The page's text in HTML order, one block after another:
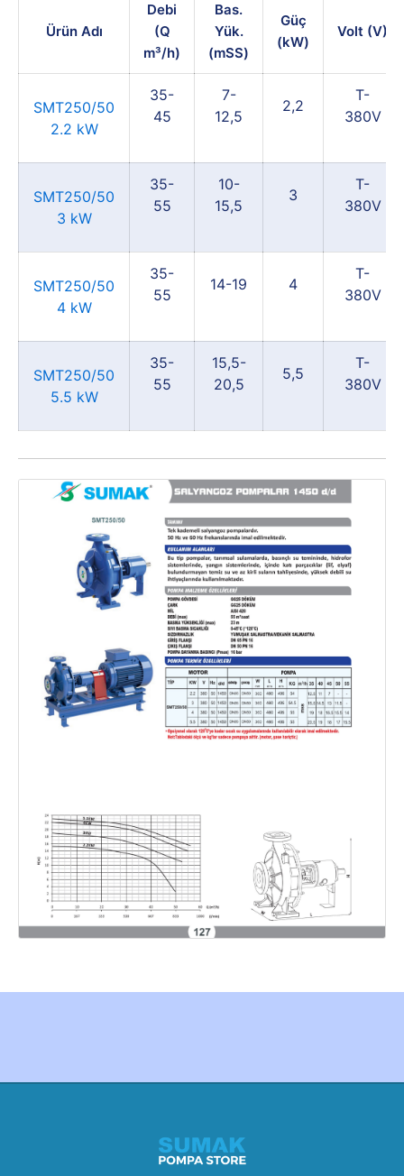
Ürün Adı
Debi
(Q
m³/h)
Bas.
Yük.
(mSS)
Güç
(kW)
Volt (V)
SMT250/50
2.2 kW
35-
45
7-
12,5
2,2
T-
380V
SMT250/50
3 kW
35-
55
10-
15,5
3
T-
380V
SMT250/50
4 kW
35-
55
14-19 4
T-
380V
SMT250/50
5.5 kW
35-
55
15,5-
20,5
5,5
T-
380V